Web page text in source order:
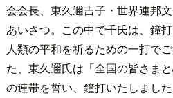
会会長、東久邇吉子・世界連邦
あいさつ。この中で千氏は、鐘
人類の平和を祈るための一打で
た、東久邇氏は「全国の皆さま
の連帯を誓い、鐘打いたしまし